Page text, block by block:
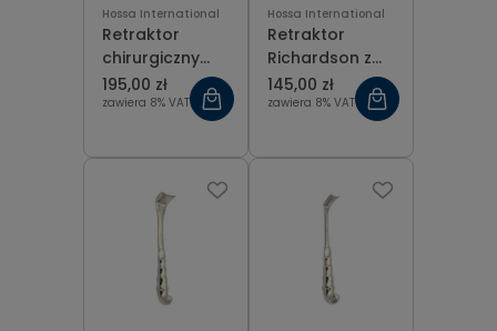
Hossa International
Retraktor
chirurgiczny
Langenbeck
czarny 80x16
195,00 zł
zawiera 8% VAT
Hossa International
Retraktor
Richardson z
ergonomiczną
rękojeścią
145,00 zł
zawiera 8% VAT